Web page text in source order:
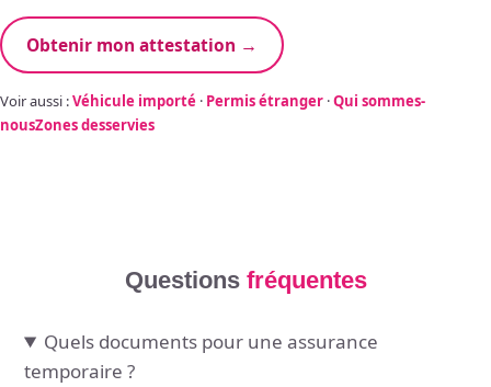
Obtenir mon attestation →
Voir aussi :Véhicule importé · Permis étranger ·Qui sommes-
nousZones desservies
Questions fréquentes
Quels documents pour une assurance
temporaire ?